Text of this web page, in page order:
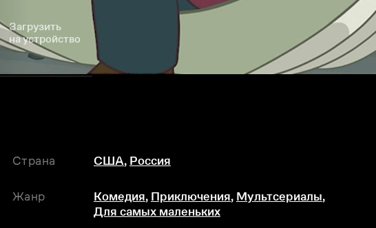
Загрузить
на устройство
Страна США, Россия
Жанр Комедия, Приключения, Мультсериалы,
Для самых маленьких